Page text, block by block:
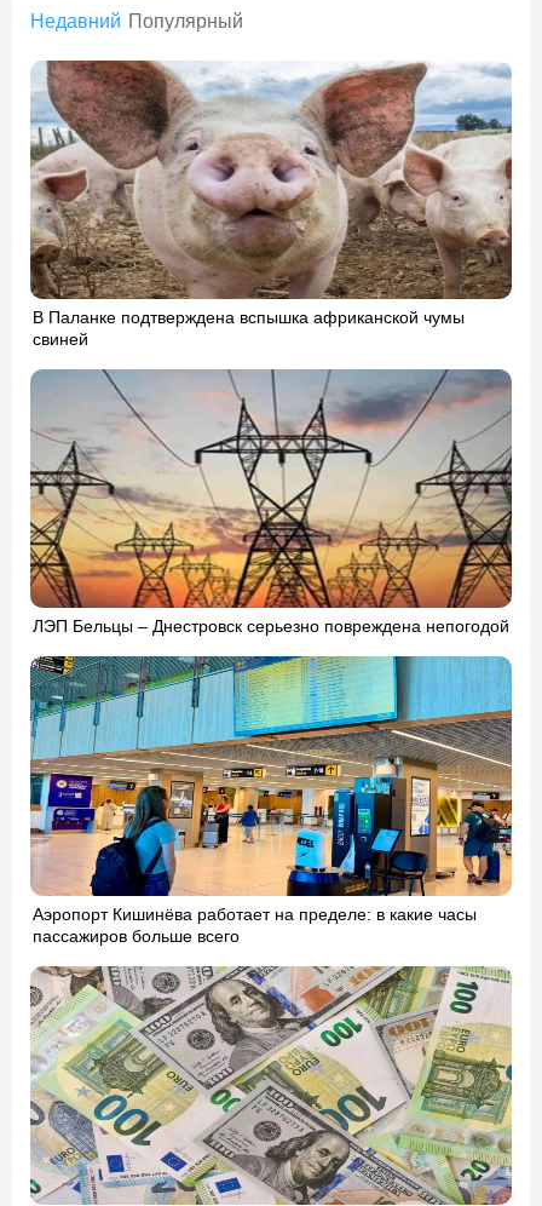
Недавний Популярный
В Паланке подтверждена вспышка африканской чумы
свиней
ЛЭП Бельцы – Днестровск серьезно повреждена непогодой
Аэропорт Кишинёва работает на пределе: в какие часы
пассажиров больше всего